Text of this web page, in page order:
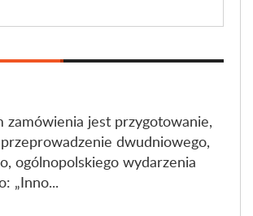
zamówienia jest przygotowanie,
dwudniowego,
ogólnopolskiego wydarzenia
„Inno...